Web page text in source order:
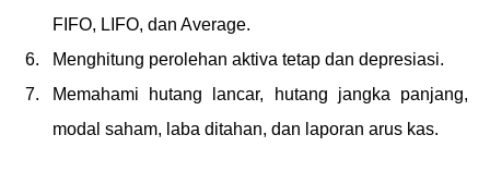
FIFO, LIFO, dan Average.
Menghitung perolehan aktiva tetap dan depresiasi.
Memahami hutang lancar, hutang jangka panjang,
modal saham, laba ditahan, dan laporan arus kas.